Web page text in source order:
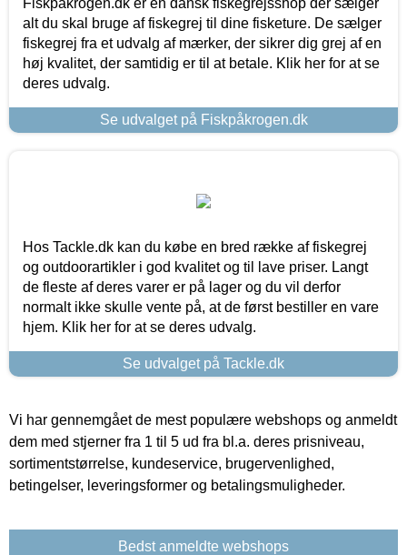
alt du skal bruge af fiskegrej til dine fisketure. De sælger
fiskegrej fra et udvalg af mærker, der sikrer dig grej af en
høj kvalitet, der samtidig er til at betale. Klik her for at se
deres udvalg.
Se udvalget på Fiskpåkrogen.dk
Hos Tackle.dk kan du købe en bred række af fiskegrej
og outdoorartikler i god kvalitet og til lave priser. Langt
de fleste af deres varer er på lager og du vil derfor
normalt ikke skulle vente på, at de først bestiller en vare
hjem. Klik her for at se deres udvalg.
Se udvalget på Tackle.dk
Vi har gennemgået de mest populære webshops og anmeldt
dem med stjerner fra 1 til 5 ud fra bl.a. deres prisniveau,
sortimentstørrelse, kundeservice, brugervenlighed,
betingelser, leveringsformer og betalingsmuligheder.
Bedst anmeldte webshops